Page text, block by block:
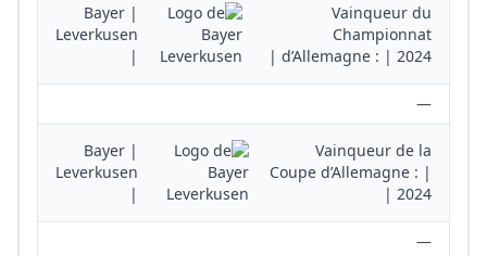
Vainqueur du
Championnat
d’Allemagne : | 2024 |
| Bayer
Leverkusen
|
—
Vainqueur de la
Coupe d’Allemagne : |
2024 |
| Bayer
Leverkusen
|
—